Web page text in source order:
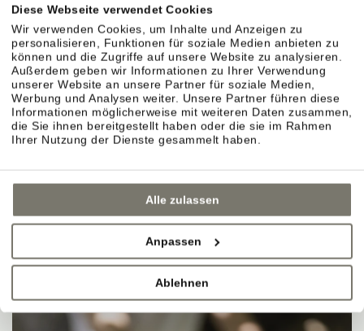
Diese Webseite verwendet Cookies
Wir verwenden Cookies, um Inhalte und Anzeigen zu
personalisieren, Funktionen für soziale Medien anbieten zu
können und die Zugriffe auf unsere Website zu analysieren.
Außerdem geben wir Informationen zu Ihrer Verwendung
unserer Website an unsere Partner für soziale Medien,
Werbung und Analysen weiter. Unsere Partner führen diese
Informationen möglicherweise mit weiteren Daten zusammen,
die Sie ihnen bereitgestellt haben oder die sie im Rahmen
Ihrer Nutzung der Dienste gesammelt haben.
Alle zulassen
Anpassen
Ablehnen